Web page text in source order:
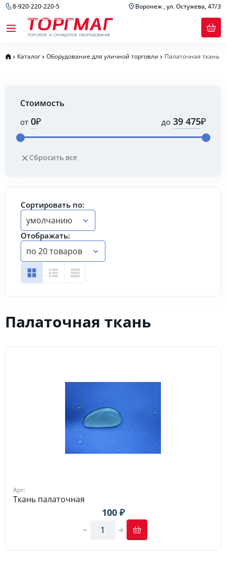
8-920-220-220-5 Воронеж , ул. Остужева, 47/3
Каталог Оборудование для уличной торговли Палаточная ткань
Стоимость
от ₽ до ₽
Сбросить все
Сортировать по:
умолчанию
Отображать:
по 20 товаров
Палаточная ткань
Арт:
Ткань палаточная
100 ₽